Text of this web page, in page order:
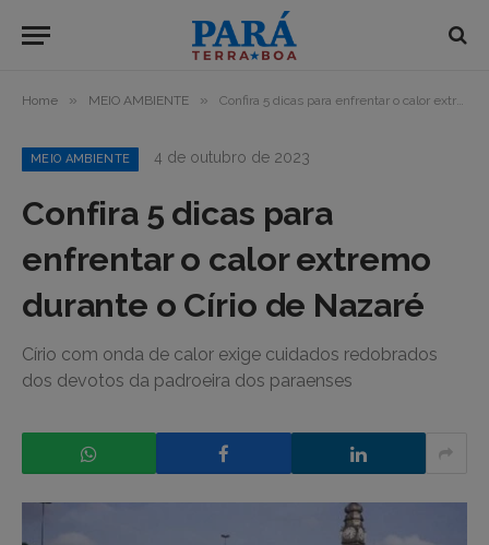
Home » MEIO AMBIENTE » Confira 5 dicas para enfrentar o calor extremo durante o Círio de Nazaré
MEIO AMBIENTE 4 de outubro de 2023
Confira 5 dicas para
enfrentar o calor extremo
durante o Círio de Nazaré
Círio com onda de calor exige cuidados redobrados
dos devotos da padroeira dos paraenses